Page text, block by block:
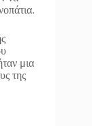
μια
της